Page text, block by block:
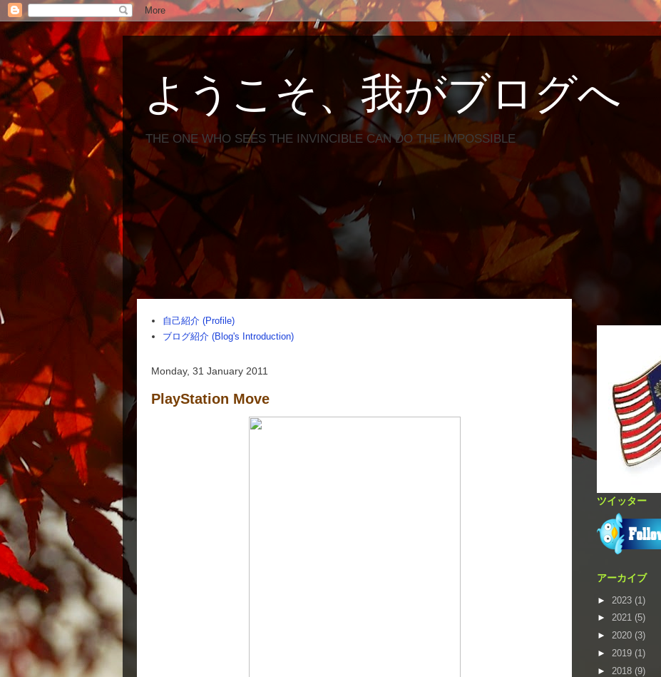
ようこそ、我がブログへ
THE ONE WHO SEES THE INVINCIBLE CAN DO THE IMPOSSIBLE
自己紹介 (Profile)
ブログ紹介 (Blog's Introduction)
Monday, 31 January 2011
PlayStation Move
ツイッター
アーカイブ
► 2023 (1)
► 2021 (5)
► 2020 (3)
► 2019 (1)
► 2018 (9)